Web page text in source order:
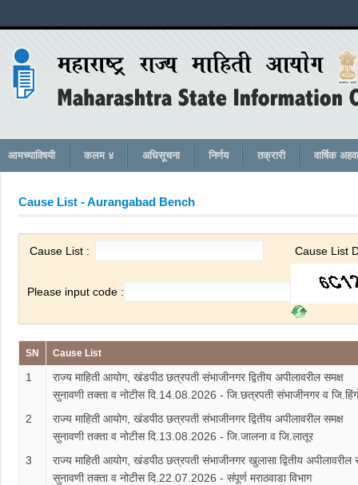
आमच्याविषयी कलम ४ अधिसूचना निर्णय तक्रारी वार्षिक
Cause List -Aurangabad Bench
Cause List : Cause List
Please input code :
SN Cause List
1
राज्य माहिती आयोग, खंडपीठ छत्रपती संभाजीनगर द्वितीय अपीलावरील समक्ष
सुनावणी तक्ता व नोटीस दि.14.08.2026 - जि.छत्रपती संभाजीनगर व
2
राज्य माहिती आयोग, खंडपीठ छत्रपती संभाजीनगर द्वितीय अपीलावरील समक्ष
सुनावणी तक्ता व नोटीस दि.13.08.2026 - जि.जालना व जि.लातूर
3
राज्य माहिती आयोग, खंडपीठ छत्रपती संभाजीनगर खुलासा द्वितीय अपीलावरील
सुनावणी तक्ता व नोटीस दि.22.07.2026 - संपूर्ण मराठवाडा विभाग